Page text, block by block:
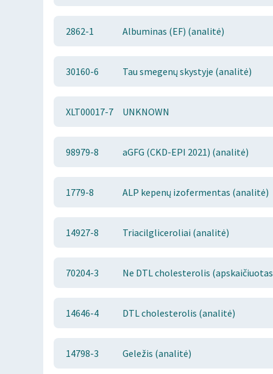
2862-1 Albuminas (EF) (analitė)
30160-6 Tau smegenų skystyje (analitė)
XLT00017-7 UNKNOWN
98979-8 aGFG (CKD-EPI 2021) (analitė)
1779-8 ALP kepenų izofermentas (analitė)
14927-8 Triacilgliceroliai (analitė)
70204-3 Ne DTL cholesterolis
14646-4 DTL cholesterolis (analitė)
14798-3 Geležis (analitė)